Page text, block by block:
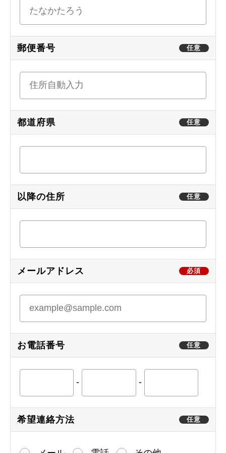
任意
郵便番号
任意
都道府県
任意
以降の住所
必須
メールアドレス
任意
お電話番号
- -
任意
希望連絡方法